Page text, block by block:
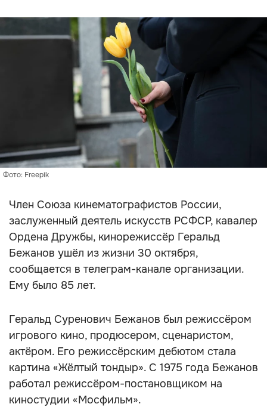
Фото: Freepik
Член Союза кинематографистов России,
заслуженный деятель искусств РСФСР, кавалер
Ордена Дружбы, кинорежиссёр Геральд
Бежанов ушёл из жизни 30 октября,
сообщается в телеграм-канале организации.
Ему было 85 лет.
Геральд Суренович Бежанов был режиссёром
игрового кино, продюсером, сценаристом,
актёром. Его режиссёрским дебютом стала
картина «Жёлтый тондыр». С 1975 года Бежанов
работал режиссёром-постановщиком на
киностудии «Мосфильм».